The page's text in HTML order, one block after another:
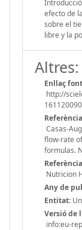
efecto de
sobre el
libre y la
Altres:
Enllaç
http://
Casas-
flow-rate
formulas.
Nutricion
Any de
Entitat:
Versió de
info:eu-